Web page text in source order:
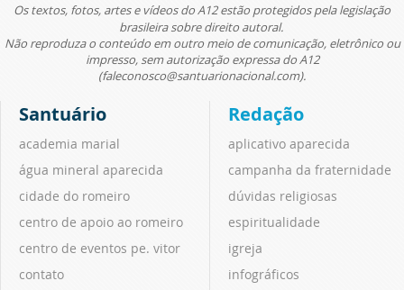
Os textos, fotos, artes e vídeos do A12 estão protegidos pela legislação
brasileira sobre direito autoral.
Não reproduza o conteúdo em outro meio de comunicação, eletrônico ou
impresso, sem autorização expressa do A12
(faleconosco@santuarionacional.com).
Santuário
academia marial
água mineral aparecida
cidade do romeiro
centro de apoio ao romeiro
centro de eventos pe. vitor
contato
Redação
aplicativo aparecida
campanha da fraternidade
dúvidas religiosas
espiritualidade
igreja
infográficos